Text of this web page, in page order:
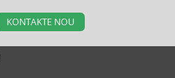
KONTAKTE NOU